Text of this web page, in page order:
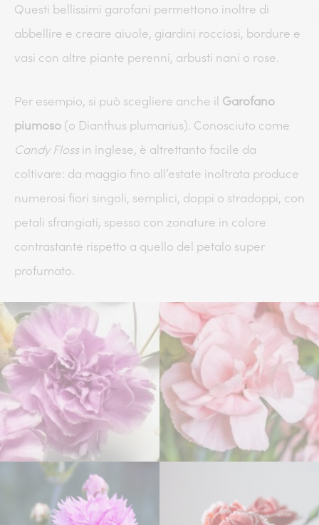
Questi bellissimi garofani permettono inoltre di
abbellire e creare aiuole, giardini rocciosi, bordure e
vasi con altre piante perenni, arbusti nani o rose.
Per esempio, si può scegliere anche il Garofano
piumoso (o Dianthus plumarius). Conosciuto come
Candy Flossin inglese, è altrettanto facile da
coltivare: da maggio fino all’estate inoltrata produce
numerosi fiori singoli, semplici, doppi o stradoppi, con
petali sfrangiati, spesso con zonature in colore
contrastante rispetto a quello del petalo super
profumato.